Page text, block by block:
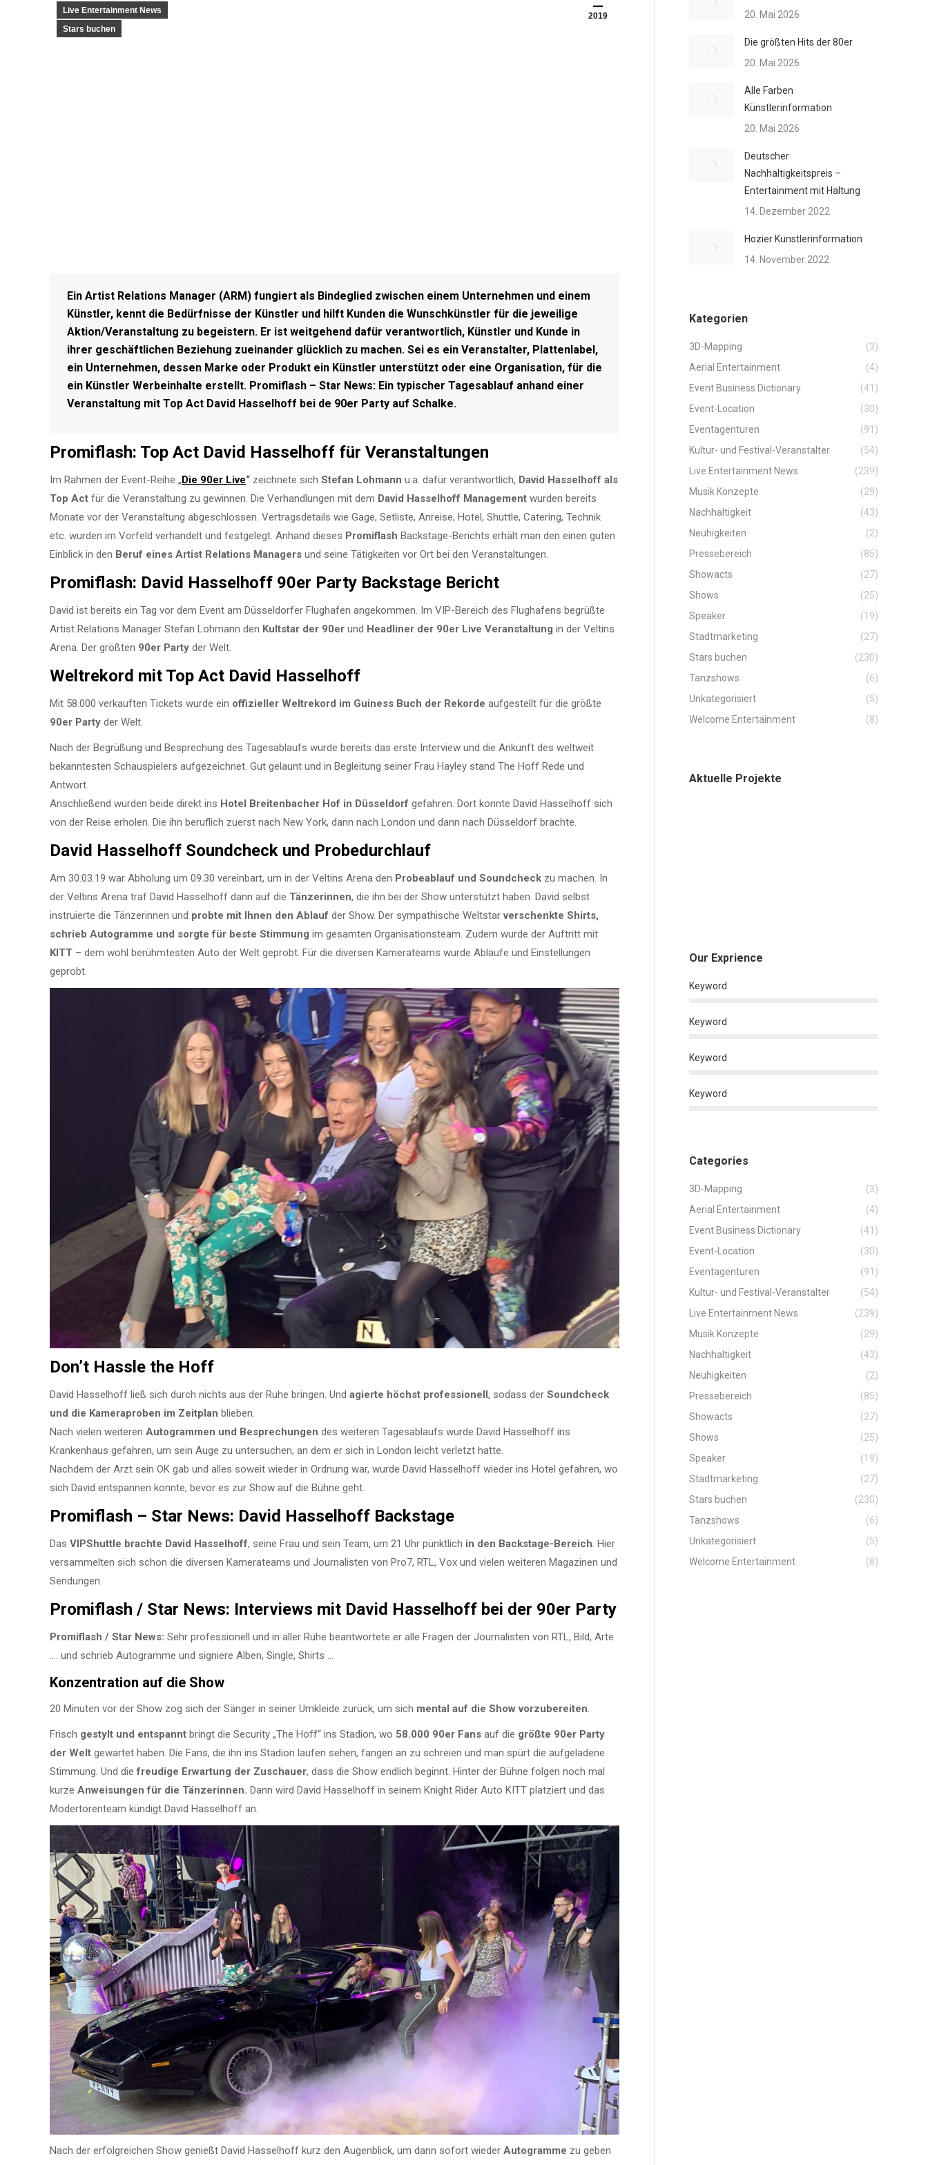
2019
Live Entertainment News
Stars buchen
Ein Artist Relations Manager (ARM) fungiert als Bindeglied zwischen einem Unternehmen und einem
Künstler, kennt die Bedürfnisse der Künstler und hilft Kunden die Wunschkünstler für die jeweilige
Aktion/Veranstaltung zu begeistern. Er ist weitgehend dafür verantwortlich, Künstler und Kunde in
ihrer geschäftlichen Beziehung zueinander glücklich zu machen. Sei es ein Veranstalter, Plattenlabel,
ein Unternehmen, dessen Marke oder Produkt ein Künstler unterstützt oder eine Organisation, für die
ein Künstler Werbeinhalte erstellt. Promiflash – Star News: Ein typischer Tagesablauf anhand einer
Veranstaltung mit Top Act David Hasselhoff bei de 90er Party auf Schalke.
Promiflash: Top Act David Hasselhoff für Veranstaltungen
Im Rahmen der Event-Reihe „Die 90er Live“ zeichnete sich Stefan Lohmann u.a. dafür verantwortlich, David Hasselhoff als
Top Act für die Veranstaltung zu gewinnen. Die Verhandlungen mit dem David Hasselhoff Management wurden bereits
Monate vor der Veranstaltung abgeschlossen. Vertragsdetails wie Gage, Setliste, Anreise, Hotel, Shuttle, Catering, Technik
etc. wurden im Vorfeld verhandelt und festgelegt. Anhand dieses Promiflash Backstage-Berichts erhält man den einen guten
Einblick in den Beruf eines Artist Relations Managers und seine Tätigkeiten vor Ort bei den Veranstaltungen.
Promiflash: David Hasselhoff 90er Party Backstage Bericht
David ist bereits ein Tag vor dem Event am Düsseldorfer Flughafen angekommen. Im VIP-Bereich des Flughafens begrüßte
Artist Relations Manager Stefan Lohmann den Kultstar der 90er und Headliner der 90er Live Veranstaltung in der Veltins
Arena. Der größten 90er Party der Welt.
Weltrekord mit Top Act David Hasselhoff
Mit 58.000 verkauften Tickets wurde ein offizieller Weltrekord im Guiness Buch der Rekorde aufgestellt für die größte
90er Party der Welt.
Nach der Begrüßung und Besprechung des Tagesablaufs wurde bereits das erste Interview und die Ankunft des weltweit
bekanntesten Schauspielers aufgezeichnet. Gut gelaunt und in Begleitung seiner Frau Hayley stand The Hoff Rede und
Antwort.
Anschließend wurden beide direkt ins Hotel Breitenbacher Hof in Düsseldorf gefahren. Dort konnte David Hasselhoff sich
von der Reise erholen. Die ihn beruflich zuerst nach New York, dann nach London und dann nach Düsseldorf brachte.
David Hasselhoff Soundcheck und Probedurchlauf
Am 30.03.19 war Abholung um 09.30 vereinbart, um in der Veltins Arena den Probeablauf und Soundcheck zu machen. In
der Veltins Arena traf David Hasselhoff dann auf die Tänzerinnen, die ihn bei der Show unterstützt haben. David selbst
instruierte die Tänzerinnen und probte mit Ihnen den Ablauf der Show. Der sympathische Weltstarverschenkte Shirts,
schrieb Autogramme und sorgte für beste Stimmung im gesamten Organisationsteam. Zudem wurde der Auftritt mit
KITT – dem wohl berühmtesten Auto der Welt geprobt. Für die diversen Kamerateams wurde Abläufe und Einstellungen
geprobt.
Don’t Hassle the Hoff
David Hasselhoff ließ sich durch nichts aus der Ruhe bringen. Und agierte höchst professionell, sodass der Soundcheck
und die Kameraproben im Zeitplan blieben.
Nach vielen weiteren Autogrammen und Besprechungen des weiteren Tagesablaufs wurde David Hasselhoff ins
Krankenhaus gefahren, um sein Auge zu untersuchen, an dem er sich in London leicht verletzt hatte.
Nachdem der Arzt sein OK gab und alles soweit wieder in Ordnung war, wurde David Hasselhoff wieder ins Hotel gefahren, wo
sich David entspannen konnte, bevor es zur Show auf die Bühne geht.
Promiflash – Star News: David Hasselhoff Backstage
Das VIPShuttle brachte David Hasselhoff, seine Frau und sein Team, um 21 Uhr pünktlich in den Backstage-Bereich. Hier
versammelten sich schon die diversen Kamerateams und Journalisten von Pro7, RTL, Vox und vielen weiteren Magazinen und
Sendungen.
Promiflash / Star News: Interviews mit David Hasselhoff bei der 90er Party
Promiflash / Star News: Sehr professionell und in aller Ruhe beantwortete er alle Fragen der Journalisten von RTL, Bild, Arte
…. und schrieb Autogramme und signiere Alben, Single, Shirts …
Konzentration auf die Show
20 Minuten vor der Show zog sich der Sänger in seiner Umkleide zurück, um sich mental auf die Show vorzubereiten.
Frisch gestylt und entspannt bringt die Security „The Hoff“ ins Stadion, wo 58.000 90er Fans auf die größte 90er Party
der Welt gewartet haben. Die Fans, die ihn ins Stadion laufen sehen, fangen an zu schreien und man spürt die aufgeladene
Stimmung. Und diefreudige Erwartung der Zuschauer, dass die Show endlich beginnt. Hinter der Bühne folgen noch mal
kurze Anweisungen für die Tänzerinnen. Dann wird David Hasselhoff in seinem Knight Rider Auto KITT platziert und das
Modertorenteam kündigt David Hasselhoff an.
Nach der erfolgreichen Show genießt David Hasselhoff kurz den Augenblick, um dann sofort wieder Autogramme zu geben
20. Mai 2026
Die größten Hits der 80er
20. Mai 2026
Alle Farben
Künstlerinformation
20. Mai 2026
Deutscher
Nachhaltigkeitspreis –
Entertainment mit Haltung
14. Dezember 2022
Hozier Künstlerinformation
14. November 2022
Kategorien
3D-Mapping
(3)
Aerial Entertainment
(4)
Event Business Dictionary
(41)
Event-Location
(30)
Eventagenturen
(91)
Kultur- und Festival-Veranstalter
(54)
Live Entertainment News
(239)
Musik Konzepte
(29)
Nachhaltigkeit
(43)
Neuhigkeiten
(2)
Pressebereich
(85)
Showacts
(27)
Shows
(25)
Speaker
(19)
Stadtmarketing
(27)
Stars buchen
(230)
Tanzshows
(6)
Unkategorisiert
(5)
Welcome Entertainment
(8)
Aktuelle Projekte
Our Exprience
Keyword
Keyword
Keyword
Keyword
Categories
3D-Mapping
(3)
Aerial Entertainment
(4)
Event Business Dictionary
(41)
Event-Location
(30)
Eventagenturen
(91)
Kultur- und Festival-Veranstalter
(54)
Live Entertainment News
(239)
Musik Konzepte
(29)
Nachhaltigkeit
(43)
Neuhigkeiten
(2)
Pressebereich
(85)
Showacts
(27)
Shows
(25)
Speaker
(19)
Stadtmarketing
(27)
Stars buchen
(230)
Tanzshows
(6)
Unkategorisiert
(5)
Welcome Entertainment
(8)